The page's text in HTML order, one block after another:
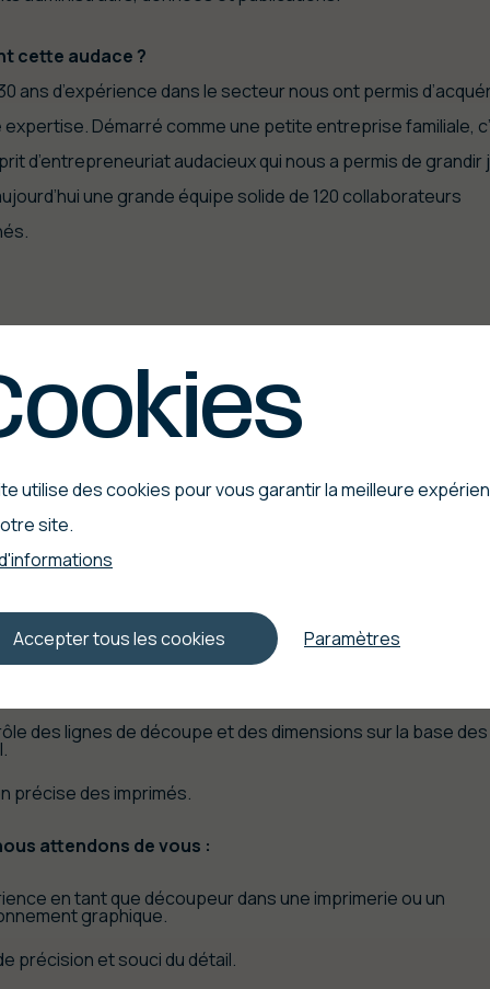
cette audace ?
ans d’expérience dans le secteur nous ont permis
expertise. Démarré comme une petite entreprise familiale,
d’entrepreneuriat audacieux qui nous a permis de grandir
une grande équipe solide de 120 collaborateurs
rôle dans
principales :
des lignes de découpe et des dimensions sur la base
précise des imprimés.
attendons de vous :
en tant que découpeur dans une imprimerie ou un
graphique.
précision et souci du détail.
utilise des cookies pour vous garantir la meilleure
site.
Accepter tous les cookies Paramètres